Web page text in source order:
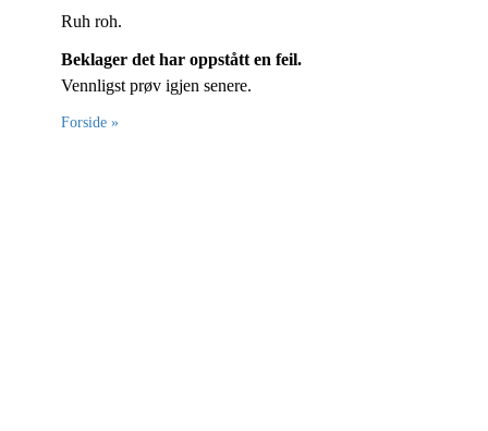
Ruh roh.
Beklager det har oppstått en feil.
Vennligst prøv igjen senere.
Forside »